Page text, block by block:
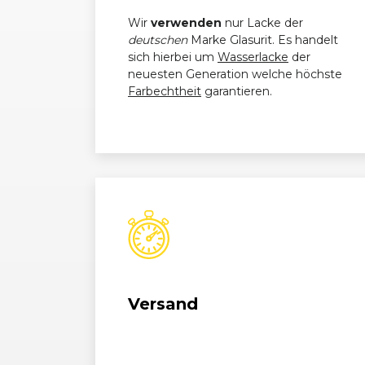
Wir verwenden nur Lacke der
deutschenMarke Glasurit. Es handelt
sich hierbei um Wasserlacke der
neuesten Generation welche höchste
Farbechtheit garantieren.
Versand